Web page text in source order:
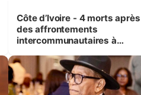
Côte d’Ivoire - 4 morts après
des affrontements
intercommunautaires à
correspondant au milieu des
sinistrés